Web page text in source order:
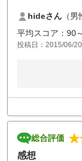
hideさん （
平均スコア：90
投稿日：2015/06/20
総合評価
感想